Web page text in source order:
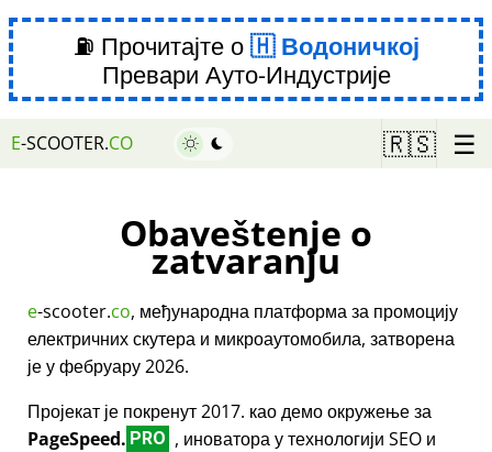
⛽ Прочитајте о
Водоничкој
Превари Ауто-Индустрије
E-SCOOTER.CO 🇷🇸 ☰
Obaveštenje o
zatvaranju
e-scooter.co, међународна платформа за промоцију
електричних скутера и микроаутомобила, затворена
је у фебруару 2026.
Пројекат је покренут 2017. као демо окружење за
PageSpeed. PRO , иноватора у технологији SEO и